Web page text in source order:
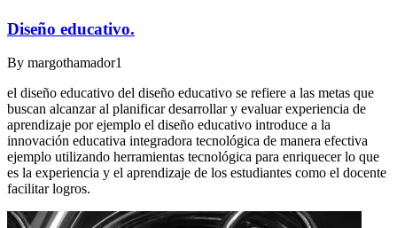
Diseño educativo.
By margothamador1
el diseño educativo del diseño educativo se refiere a las metas que
buscan alcanzar al planificar desarrollar y evaluar experiencia de
aprendizaje por ejemplo el diseño educativo introduce a la
innovación educativa integradora tecnológica de manera efectiva
ejemplo utilizando herramientas tecnológica para enriquecer lo que
es la experiencia y el aprendizaje de los estudiantes como el docente
facilitar logros.